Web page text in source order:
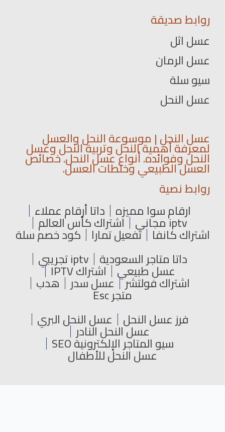
روابط صديقة
عسل اثل
عسل الرمان
سيو سلة
عسل النحل
عسل النحل | موسوعة النحل والعسل
لمعرفة أهمية النحل وتربية النحل وعسل
النحل وفوائده. أنواع عسل النحل. خصائص
العسل الطبيعي وخلطات العسل.
روابط نصية
ارقام سوا مميزه داتا أرقام عملاء
iptv مجاني اشتراك كأس العالم
اشتراك كانفا تفعيل تمارا كود خصم سلة
داتا متاجر السعودية iptv تجريبي
عسل طبيعي اشتراك IPTV
اشتراك فولتشر عسل سدر هدب
متجر Esc
فرز عسل النحل عسل النحل البري
عسل النحل النادر
سيو المتاجر الإلكترونية SEO
عسل النحل للأطفال